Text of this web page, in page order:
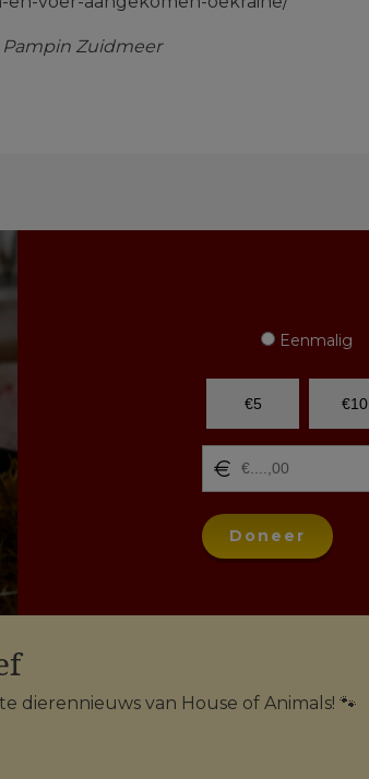
Pampin Zuidmeer
Eenmalig
€5 €10
Doneer
dierennieuws van House of Animals! 🐾